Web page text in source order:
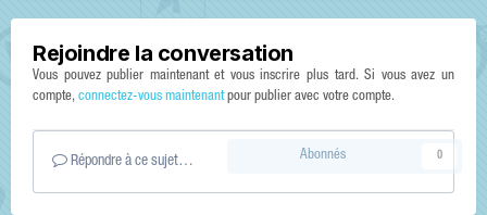
Rejoindre la conversation
Vous pouvez publier maintenant et vous inscrire plus tard. Si vous avez un
compte, connectez-vous maintenantpour publier avec votre compte.
Répondre à ce sujet… Abonnés 0